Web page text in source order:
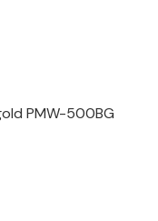
PMW-500BG